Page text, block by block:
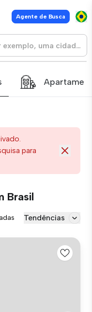
Agente de Busca
para
Brasil
Tendências